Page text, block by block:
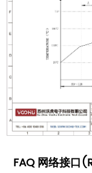
FAQ 网络接口